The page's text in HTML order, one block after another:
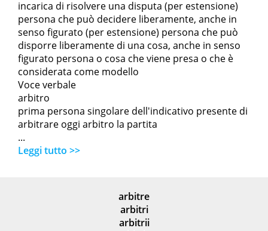
incarica di risolvere una disputa (per estensione)
persona che può decidere liberamente, anche in
senso figurato (per estensione) persona che può
disporre liberamente di una cosa, anche in senso
figurato persona o cosa che viene presa o che è
considerata come modello
Voce verbale
arbitro
prima persona singolare dell'indicativo presente di
arbitrare oggi arbitro la partita
...
Leggi tutto >>
arbitre
arbitri
arbitrii